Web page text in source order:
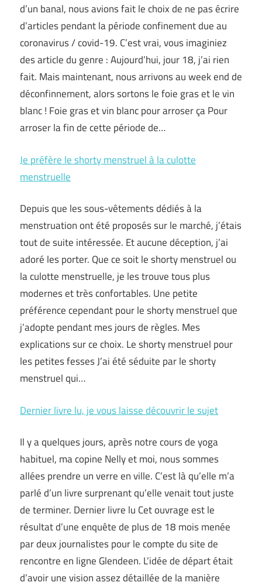
d’un banal, nous avions fait le choix de ne pas écrire
d’articles pendant la période confinement due au
coronavirus / covid-19. C’est vrai, vous imaginiez
des article du genre : Aujourd’hui, jour 18, j’ai rien
fait. Mais maintenant, nous arrivons au week end de
déconfinnement, alors sortons le foie gras et le vin
blanc ! Foie gras et vin blanc pour arroser ça Pour
arroser la fin de cette période de…
Je préfère le shorty menstruel à la culotte
menstruelle
Depuis que les sous-vêtements dédiés à la
menstruation ont été proposés sur le marché, j’étais
tout de suite intéressée. Et aucune déception, j’ai
adoré les porter. Que ce soit le shorty menstruel ou
la culotte menstruelle, je les trouve tous plus
modernes et très confortables. Une petite
préférence cependant pour le shorty menstruel que
j’adopte pendant mes jours de règles. Mes
explications sur ce choix. Le shorty menstruel pour
les petites fesses J’ai été séduite par le shorty
menstruel qui…
Dernier livre lu, je vous laisse découvrir le sujet
Il y a quelques jours, après notre cours de yoga
habituel, ma copine Nelly et moi, nous sommes
allées prendre un verre en ville. C’est là qu’elle m’a
parlé d’un livre surprenant qu’elle venait tout juste
de terminer. Dernier livre lu Cet ouvrage est le
résultat d’une enquête de plus de 18 mois menée
par deux journalistes pour le compte du site de
rencontre en ligne Glendeen. L’idée de départ était
d’avoir une vision assez détaillée de la manière